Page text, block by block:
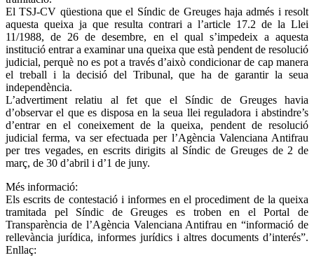
El TSJ-CV qüestiona que el Síndic de Greuges haja admés i resolt
aquesta queixa ja que resulta contrari a l’article 17.2 de la Llei
11/1988, de 26 de desembre, en el qual s’impedeix a aquesta
institució entrar a examinar una queixa que està pendent de resolució
judicial, perquè no es pot a través d’això condicionar de cap manera
el treball i la decisió del Tribunal, que ha de garantir la seua
independència.
L’advertiment relatiu al fet que el Síndic de Greuges havia
d’observar el que es disposa en la seua llei reguladora i abstindre’s
d’entrar en el coneixement de la queixa, pendent de resolució
judicial ferma, va ser efectuada per l’Agència Valenciana Antifrau
per tres vegades, en escrits dirigits al Síndic de Greuges de 2 de
març, de 30 d’abril i d’1 de juny.
Més informació:
Els escrits de contestació i informes en el procediment de la queixa
tramitada pel Síndic de Greuges es troben en el Portal de
Transparència de l’Agència Valenciana Antifrau en “informació de
rellevància jurídica, informes jurídics i altres documents d’interés”.
Enllaç: